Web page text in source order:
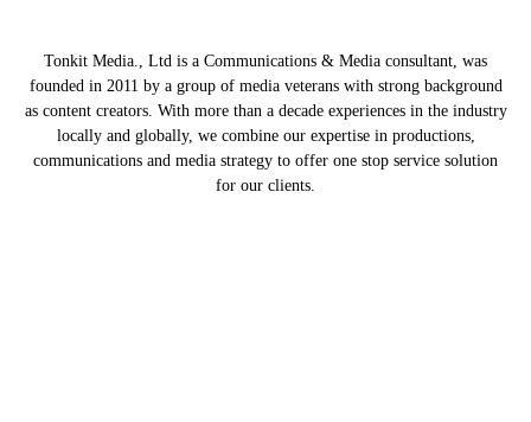
Tonkit Media., Ltd is a Communications & Media consultant, was
founded in 2011 by a group of media veterans with strong background
as content creators. With more than a decade experiences in the industry
locally and globally, we combine our expertise in productions,
communications and media strategy to offer one stop service solution
for our clients.